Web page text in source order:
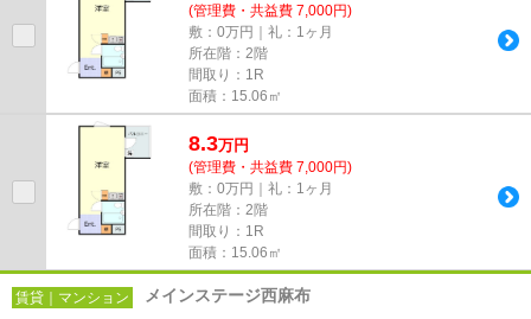
(管理費・共益費 7,000円)
敷：0万円｜礼：1ヶ月
所在階：2階
間取り：1R
面積：15.06㎡
8.3万円
(管理費・共益費 7,000円)
敷：0万円｜礼：1ヶ月
所在階：2階
間取り：1R
面積：15.06㎡
賃貸｜マンション メインステージ西麻布